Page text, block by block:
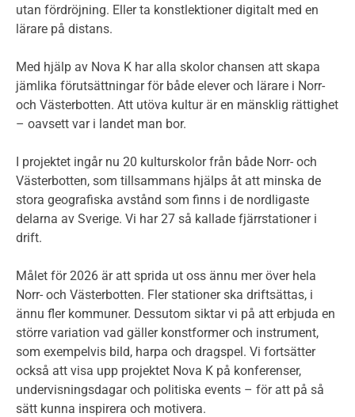
utan fördröjning. Eller ta konstlektioner digitalt med en
lärare på distans.
Med hjälp av Nova K har alla skolor chansen att skapa
jämlika förutsättningar för både elever och lärare i Norr-
och Västerbotten. Att utöva kultur är en mänsklig rättighet
– oavsett var i landet man bor.
I projektet ingår nu 20 kulturskolor från både Norr- och
Västerbotten, som tillsammans hjälps åt att minska de
stora geografiska avstånd som finns i de nordligaste
delarna av Sverige. Vi har 27 så kallade fjärrstationer i
drift.
Målet för 2026 är att sprida ut oss ännu mer över hela
Norr- och Västerbotten. Fler stationer ska driftsättas, i
ännu fler kommuner. Dessutom siktar vi på att erbjuda en
större variation vad gäller konstformer och instrument,
som exempelvis bild, harpa och dragspel. Vi fortsätter
också att visa upp projektet Nova K på konferenser,
undervisningsdagar och politiska events – för att på så
sätt kunna inspirera och motivera.